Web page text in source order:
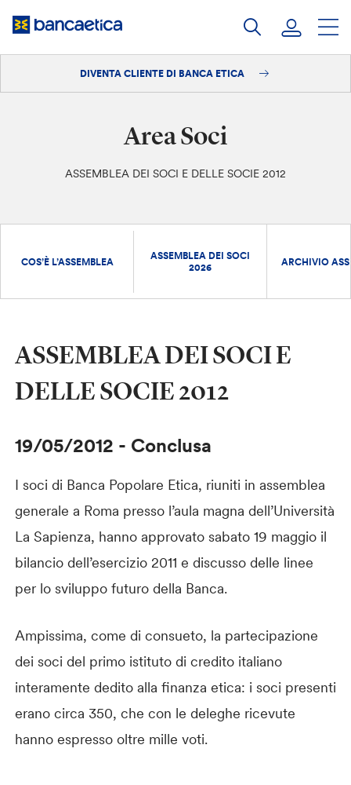
DIVENTA CLIENTE DI BANCA ETICA
Area Soci
ASSEMBLEA DEI SOCI E DELLE SOCIE 2012
COS’È L’ASSEMBLEA
ASSEMBLEA DEI SOCI
2026
ARCHIVIO
ASSEMBLEA DEI SOCI E
DELLE SOCIE 2012
19/05/2012 - Conclusa
I soci di Banca Popolare Etica, riuniti in assemblea
generale a Roma presso l’aula magna dell’Università
La Sapienza, hanno approvato sabato 19 maggio il
bilancio dell’esercizio 2011 e discusso delle linee
per lo sviluppo futuro della Banca.
Ampissima, come di consueto, la partecipazione
dei soci del primo istituto di credito italiano
interamente dedito alla finanza etica: i soci presenti
erano circa 350, che con le deleghe ricevute
hanno espresso oltre mille voti.